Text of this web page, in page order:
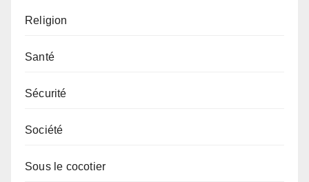
Religion
Santé
Sécurité
Société
Sous le cocotier